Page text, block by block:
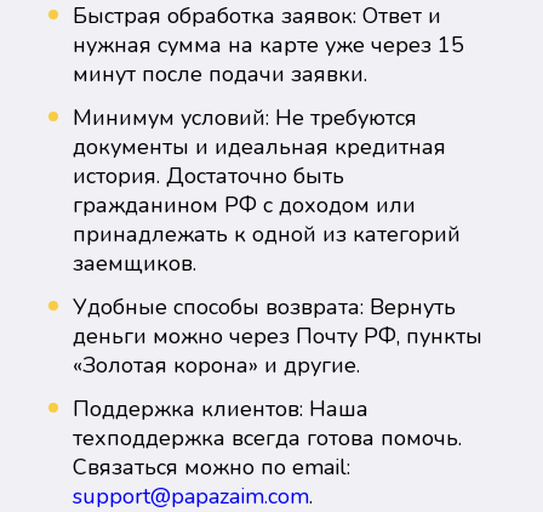
Быстрая обработка заявок: Ответ и
нужная сумма на карте уже через 15
минут после подачи заявки.
Минимум условий: Не требуются
документы и идеальная кредитная
история. Достаточно быть
гражданином РФ с доходом или
принадлежать к одной из категорий
заемщиков.
Удобные способы возврата: Вернуть
деньги можно через Почту РФ, пункты
«Золотая корона» и другие.
Поддержка клиентов: Наша
техподдержка всегда готова помочь.
Связаться можно по email:
support@papazaim.com.